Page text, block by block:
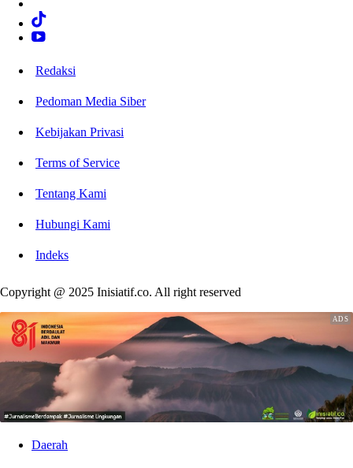
Redaksi
Pedoman Media Siber
Kebijakan Privasi
Terms of Service
Tentang Kami
Hubungi Kami
Indeks
Copyright @ 2025 Inisiatif.co. All right reserved
Daerah